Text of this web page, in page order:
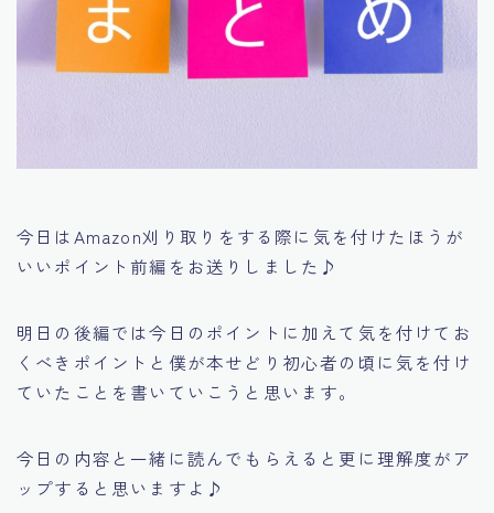
今日はAmazon刈り取りをする際に気を付けたほうが
いいポイント前編をお送りしました♪
明日の後編では今日のポイントに加えて気を付けてお
くべきポイントと僕が本せどり初心者の頃に気を付け
ていたことを書いていこうと思います。
今日の内容と一緒に読んでもらえると更に理解度がア
ップすると思いますよ♪